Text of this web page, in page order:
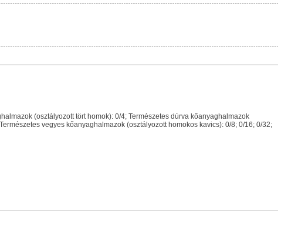
(osztályozott tört homok): 0/4; Természetes dúrva kőanyaghalmazok
vegyes kőanyaghalmazok (osztályozott homokos kavics): 0/8; 0/16; 0/32;